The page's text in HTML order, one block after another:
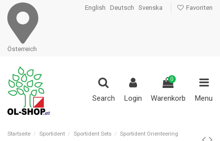
Österreich
English Deutsch Svenska Favoriten
Search Login
0
Warenkorb Menu
Startseite Sportident Sportident Sets
Sportident Orienteering